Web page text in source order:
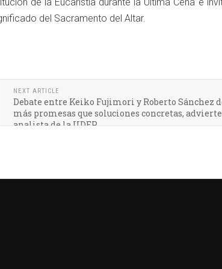
del Sacramento del Altar.
NEXT ARTICLE
Debate entre Keiko Fujimori y Roberto Sánchez
más promesas que soluciones concretas, advierte
analista de la UDEP